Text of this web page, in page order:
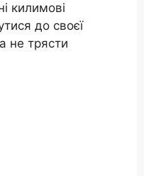
килимові
до своєї
не трясти